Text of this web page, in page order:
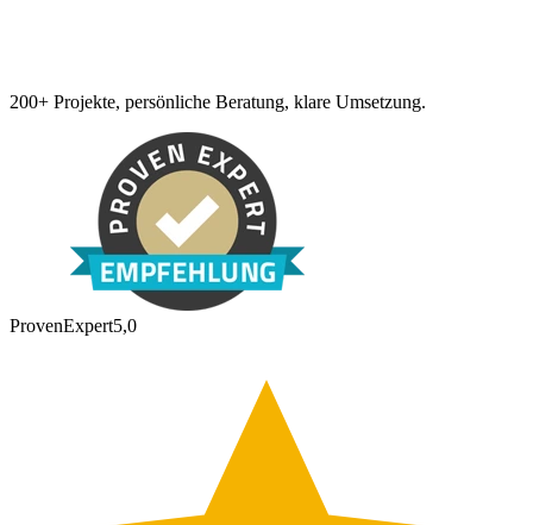
200+ Projekte, persönliche Beratung, klare Umsetzung.
ProvenExpert5,0